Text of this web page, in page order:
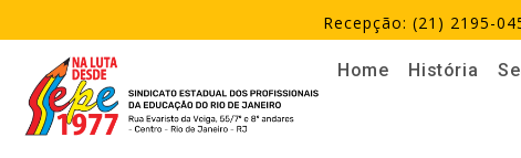
Recepção: (21) 2195-
Home História